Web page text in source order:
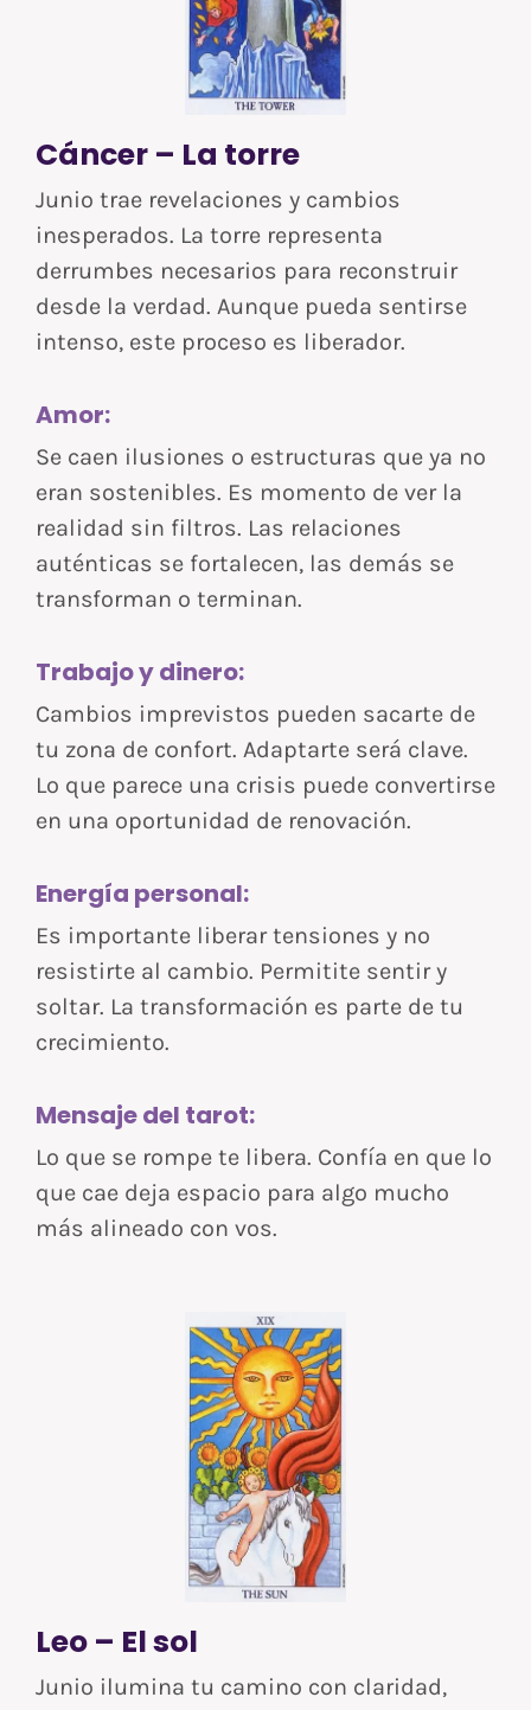
Cáncer – La torre
Junio trae revelaciones y cambios
inesperados. La torre representa
derrumbes necesarios para reconstruir
desde la verdad. Aunque pueda sentirse
intenso, este proceso es liberador.
Amor:
Se caen ilusiones o estructuras que ya no
eran sostenibles. Es momento de ver la
realidad sin filtros. Las relaciones
auténticas se fortalecen, las demás se
transforman o terminan.
Trabajo y dinero:
Cambios imprevistos pueden sacarte de
tu zona de confort. Adaptarte será clave.
Lo que parece una crisis puede convertirse
en una oportunidad de renovación.
Energía personal:
Es importante liberar tensiones y no
resistirte al cambio. Permitite sentir y
soltar. La transformación es parte de tu
crecimiento.
Mensaje del tarot:
Lo que se rompe te libera. Confía en que lo
que cae deja espacio para algo mucho
más alineado con vos.
Leo – El sol
Junio ilumina tu camino con claridad,